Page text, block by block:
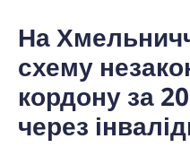
На
схему
кордону за
через